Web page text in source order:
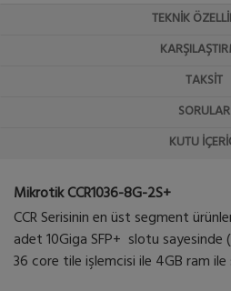
TEKNIK
TAKSIT
SORULAR
KUTU
Mikrotik CCR1036-8G-2S+
CCR Serisinin en üst segment
adet 10Giga SFP+ slotu sayesinde
36 core tile işlemcisi ile 4GB ram